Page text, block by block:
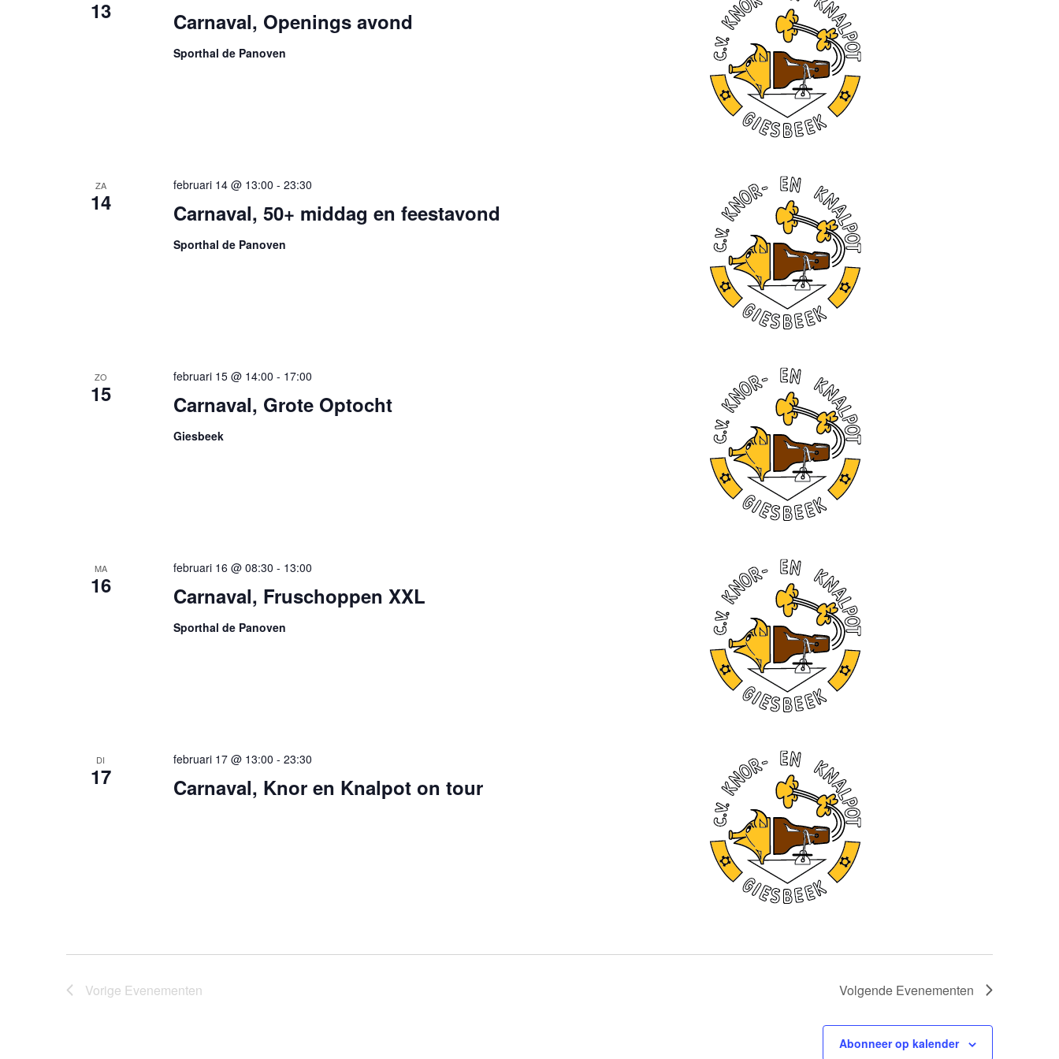
13 Carnaval, Openings avond
Sporthal de Panoven
ZA
14 Carnaval, 50+ middag en feestavond
februari 14 @ 13:00 - 23:30
Sporthal de Panoven
ZO
15 Carnaval, Grote Optocht
februari 15 @ 14:00 - 17:00
Giesbeek
MA
16 Carnaval, Fruschoppen XXL
februari 16 @ 08:30 - 13:00
Sporthal de Panoven
DI
17 Carnaval, Knor en Knalpot on tour
februari 17 @ 13:00 - 23:30
Vorige Evenementen Volgende Evenementen
Abonneer op kalender